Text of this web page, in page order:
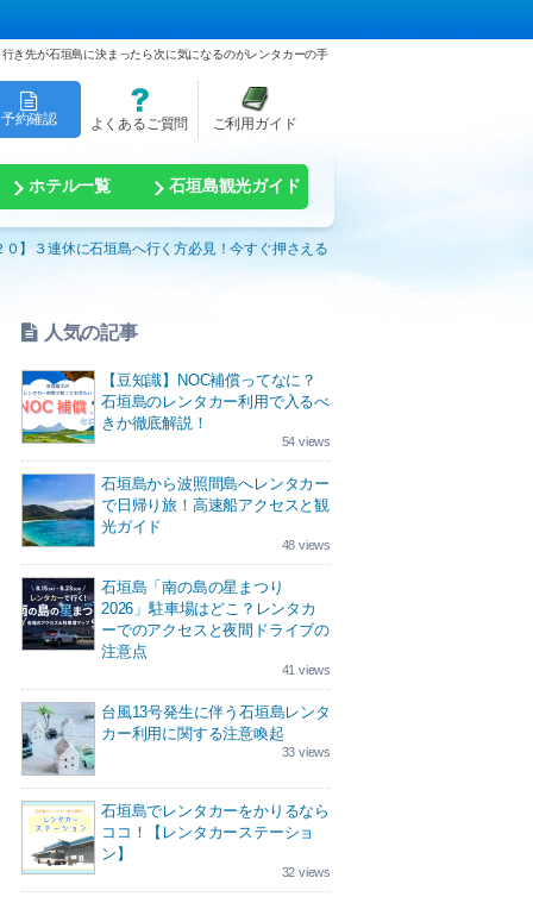
行き先が石垣島に決まったら次に気になるのがレンタカーの手
よくあるご質問 ご利用ガイド
予約確認
ホテル一覧 石垣島観光ガイド
０】３連休に石垣島へ行く方必見！今すぐ押さえる
人気の記事
【豆知識】NOC補償ってなに？
石垣島のレンタカー利用で入るべ
きか徹底解説！
54 views
石垣島から波照間島へレンタカー
で日帰り旅！高速船アクセスと観
光ガイド
48 views
石垣島「南の島の星まつり
2026」駐車場はどこ？レンタカ
ーでのアクセスと夜間ドライブの
注意点
41 views
台風13号発生に伴う石垣島レンタ
カー利用に関する注意喚起
33 views
石垣島でレンタカーをかりるなら
ココ！【レンタカーステーショ
ン】
32 views